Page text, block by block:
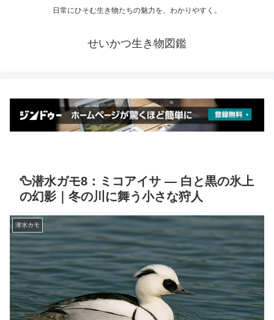
日常にひそむ生き物たちの魅力を、わかりやすく。
せいかつ生き物図鑑
🦆潜水ガモ8：ミコアイサ ― 白と黒の氷上
の幻影｜冬の川に舞う小さな狩人
潜水カモ